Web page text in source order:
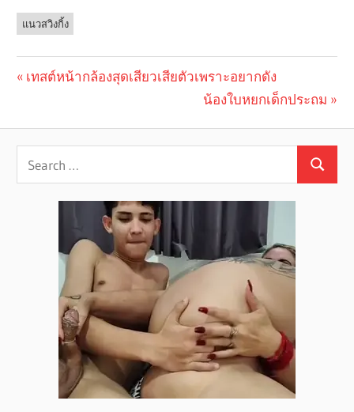
แนวสวิงกิ้ง
navigation
Previous
เทสต์หน้ากล้องสุดเสียวเสียตัวเพราะอยากดัง
Next
น้องใบหยกเด็กประถม